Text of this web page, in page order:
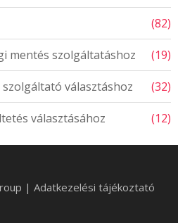
(82)
mentés szolgáltatáshoz (19)
választáshoz (32)
választásához (12)
| Adatkezelési tájékoztató